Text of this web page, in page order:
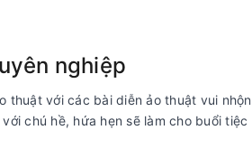
nghiệp
thuật với các bài diễn ảo thuật vui nhộn
chú hề, hứa hẹn sẽ làm cho buổi tiệc